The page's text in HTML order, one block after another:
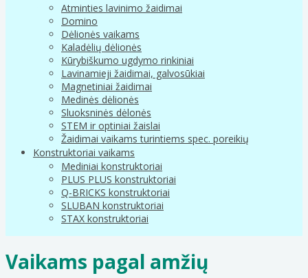
Atminties lavinimo žaidimai
Domino
Dėlionės vaikams
Kaladėlių dėlionės
Kūrybiškumo ugdymo rinkiniai
Lavinamieji žaidimai, galvosūkiai
Magnetiniai žaidimai
Medinės dėlionės
Sluoksninės dėlonės
STEM ir optiniai žaislai
Žaidimai vaikams turintiems spec. poreikių
Konstruktoriai vaikams
Mediniai konstruktoriai
PLUS PLUS konstruktoriai
Q-BRICKS konstruktoriai
SLUBAN konstruktoriai
STAX konstruktoriai
Vaikams pagal amžių